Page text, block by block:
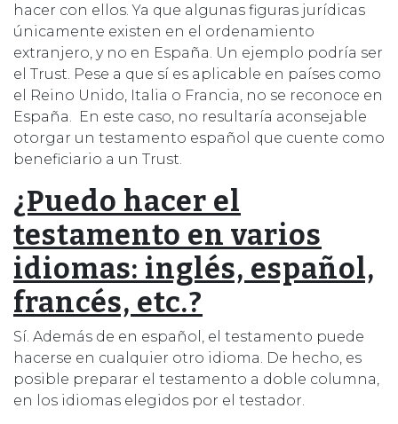
hacer con ellos. Ya que algunas figuras jurídicas
únicamente existen en el ordenamiento
extranjero, y no en España. Un ejemplo podría ser
el Trust. Pese a que sí es aplicable en países como
el Reino Unido, Italia o Francia, no se reconoce en
España. En este caso, no resultaría aconsejable
otorgar un testamento español que cuente como
beneficiario a un Trust.
¿Puedo hacer el
testamento en varios
idiomas: inglés, español,
francés, etc.?
Sí. Además de en español, el testamento puede
hacerse en cualquier otro idioma. De hecho, es
posible preparar el testamento a doble columna,
en los idiomas elegidos por el testador.